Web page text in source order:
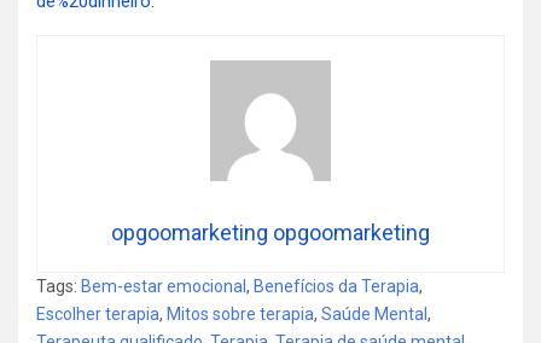
opgoomarketing opgoomarketing
Tags: Bem-estar emocional , Benefícios da Terapia,
Escolher terapia, Mitos sobre terapia, Saúde Mental ,